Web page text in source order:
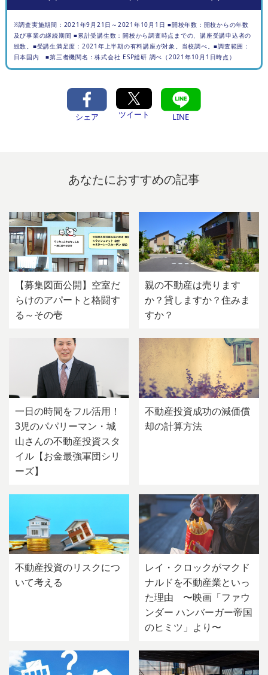
※調査実施期間：2021年9月21日～2021年10月1日 ■開校年数：開校からの年数
及び事業の継続期間 ■累計受講生数：開校から調査時点までの、講座受講申込者の
総数。■受講生満足度：2021年上半期の有料講座が対象。当校調べ。■調査範囲：
日本国内 ■第三者機関名：株式会社 ESP総研 調べ（2021年10月1日時点）
シェア ツイート LINE
あなたにおすすめの記事
【募集図面公開】空室だ
らけのアパートと格闘す
る～その壱
親の不動産は売ります
か？貸しますか？住みま
すか？
一日の時間をフル活用！
3児のパパリーマン・城
山さんの不動産投資スタ
イル【お金最強軍団シリ
ーズ】
不動産投資成功の減価償
却の計算方法
不動産投資のリスクにつ
いて考える
レイ・クロックがマクド
ナルドを不動産業といっ
た理由 〜映画「ファウ
ンダー ハンバーガー帝国
のヒミツ」より〜